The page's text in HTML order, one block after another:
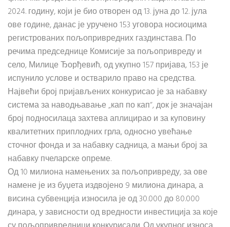
2024. годину, који је био отворен од 13. јуна до 12. јула
ове године, данас је уручено 153 уговора носиоцима
регистрованих пољопривредних газдинстава. По
речима председнице Комисије за пољопривреду и
село, Милице Ђорђевић, од укупно 157 пријава, 153 је
испунило услове и остварило право на средства.
Највећи број пријављених конкурисао је за набавку
система за наводњавање „кап по кап“, док је значајан
број подносилаца захтева аплицирао и за куповину
квалитетних приплодних грла, односно увећање
сточног фонда и за набавку садница, а мањи број за
набавку пчеларске опреме.
Од 10 милиона намењених за пољопривреду, за ове
намене је из буџета издвојено 9 милиона динара, а
висина субвенција износила је од 30.000 до 80.000
динара, у зависности од вредности инвестиција за које